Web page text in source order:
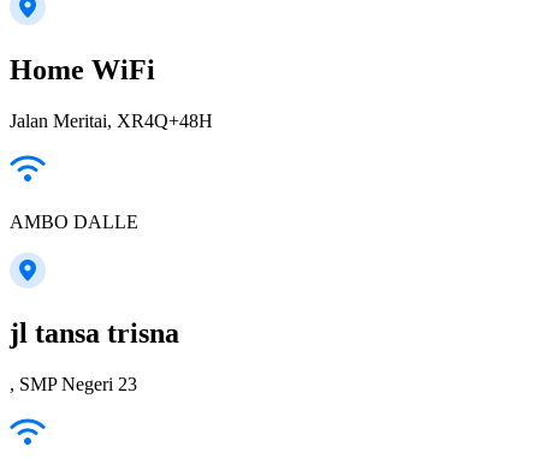
Home WiFi
Jalan Meritai, XR4Q+48H
AMBO DALLE
jl tansa trisna
, SMP Negeri 23